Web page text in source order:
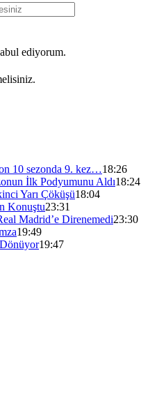
ediyorum.
10 sezonda 9. kez…18:26
İlk Podyumunu Aldı18:24
Yarı Çöküşü18:04
Konuştu23:31
Madrid’e Direnemedi23:30
19:49
19:47